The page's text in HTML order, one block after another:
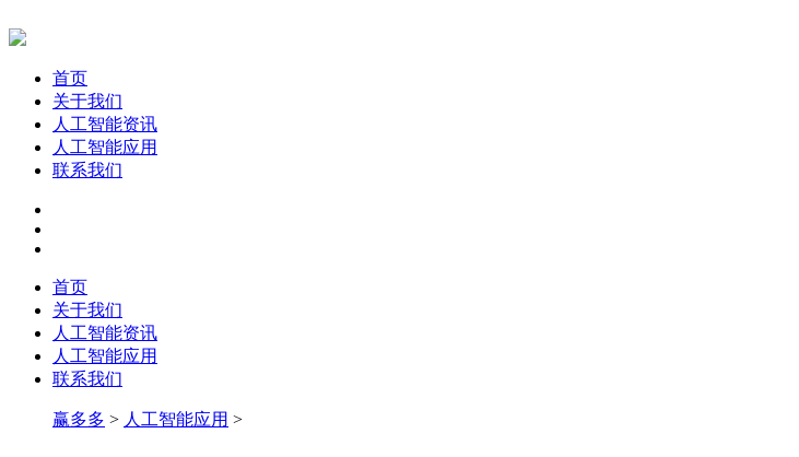
首页
关于我们
人工智能资讯
人工智能应用
联系我们
首页
关于我们
人工智能资讯
人工智能应用
联系我们
赢多多 > 人工智能应用 >